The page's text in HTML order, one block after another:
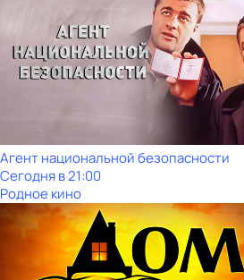
Агент национальной безопасности
Сегодня в 21:00
Родное кино